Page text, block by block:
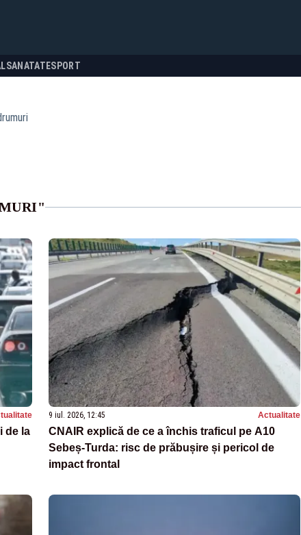
SANATATESPORT
de la
9 iul. 2026, 12:45 Actualitate
CNAIR explică de ce a închis traficul pe A10
Sebeș-Turda: risc de prăbușire și pericol de
impact frontal